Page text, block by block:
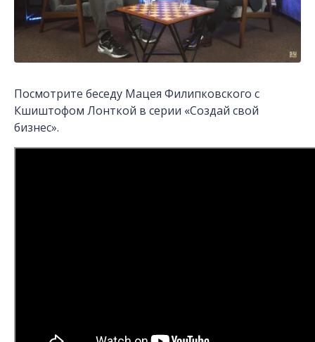
Посмотрите беседу Мацея Филипковского с
Кшиштофом Лонткой в серии «Создай свой
бизнес».